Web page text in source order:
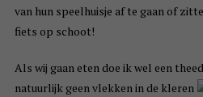
van hun speelhuisje af te gaan of
fiets op schoot!
Als wij gaan eten doe ik wel een
natuurlijk geen vlekken in de kleren